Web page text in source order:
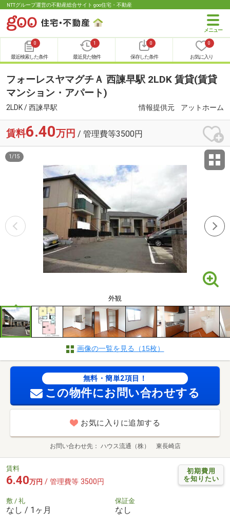
NTTグループ運営の不動産総合サイト goo住宅・不動産
0
最近検索した条件
1
最近見た物件
0
保存した条件
0
お気に入り
フォーレスヤマグチＡ 西諫早駅 2LDK 賃貸(賃貸
マンション・アパート)
2LDK / 西諫早駅 情報提供元 アットホーム
賃料6.40万円 / 管理費等3500円
外観
1 /15
画像の一覧を見る（15枚）
無料・簡単2項目！
この物件にお問い合わせする
お気に入りに追加する
お問い合わせ先 ハウス流通（株） 東長崎店
初期費用
を知りたい
賃料
6.40万円 / 管理費等 3500円
敷 / 礼
なし / 1ヶ月
保証金
なし